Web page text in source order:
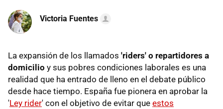
Victoria Fuentes
La expansión de los llamados 'riders' o repartidores a
domicilio y sus pobres condiciones laborales es una
realidad que ha entrado de lleno en el debate público
desde hace tiempo. España fue pionera en aprobar la
'Ley rider' con el objetivo de evitar que estos